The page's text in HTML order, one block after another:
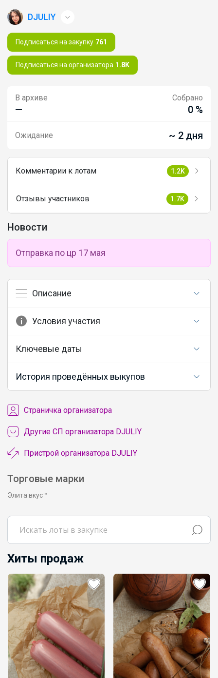
DJULIY
Подписаться на закупку 761
Подписаться на организатора 1.8K
В архиве
—
Собрано
0 %
Ожидание ~ 2 дня
Комментарии к лотам 1.2K
Отзывы участников 1.7K
Новости
Отправка по цр 17 мая
Описание
Условия участия
Ключевые даты
История проведённых выкупов
Cтраничка организатора
Другие СП организатора DJULIY
Пристрой организатора DJULIY
Торговые марки
Элита вкус™
Хиты продаж